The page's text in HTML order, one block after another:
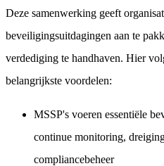
Deze samenwerking geeft
beveiligingsuitdagingen aan te
verdediging te handhaven. Hier
belangrijkste voordelen:
MSSP's voeren essentiële
continue monitoring,
compliancebeheer